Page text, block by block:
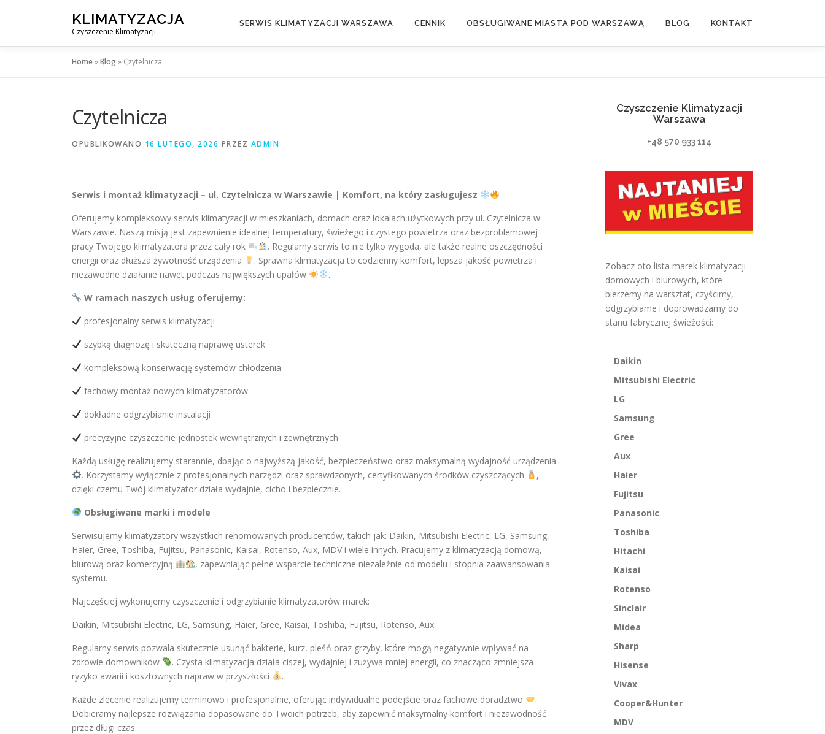
KLIMATYZACJA
Czyszczenie Klimatyzacji
SERWIS KLIMATYZACJI WARSZAWA CENNIK OBSŁUGIWANE MIASTA POD WARSZAWĄ BLOG KONTAKT
Home»Blog» Czytelnicza
Czytelnicza
OPUBLIKOWANO 16 LUTEGO, 2026 PRZEZ ADMIN
Serwis i montaż klimatyzacji – ul. Czytelnicza w Warszawie | Komfort, na który zasługujesz
Oferujemy kompleksowy serwis klimatyzacji w mieszkaniach, domach oraz lokalach użytkowych przy ul. Czytelnicza w
Warszawie. Naszą misją jest zapewnienie idealnej temperatury, świeżego i czystego powietrza oraz bezproblemowej
pracy Twojego klimatyzatora przez cały rok
. Regularny serwis to nie tylko wygoda, ale także realne oszczędności
energii oraz dłuższa żywotność urządzenia
. Sprawna klimatyzacja to codzienny komfort, lepsza jakość powietrza i
niezawodne działanie nawet podczas największych upałów
.
W ramach naszych usług oferujemy:
profesjonalny serwis klimatyzacji
szybką diagnozę i skuteczną naprawę usterek
kompleksową konserwację systemów chłodzenia
fachowy montaż nowych klimatyzatorów
dokładne odgrzybianie instalacji
precyzyjne czyszczenie jednostek wewnętrznych i zewnętrznych
Każdą usługę realizujemy starannie, dbając o najwyższą jakość, bezpieczeństwo oraz maksymalną wydajność urządzenia
. Korzystamy wyłącznie z profesjonalnych narzędzi oraz sprawdzonych, certyfikowanych środków czyszczących
,
dzięki czemu Twój klimatyzator działa wydajnie, cicho i bezpiecznie.
Obsługiwane marki i modele
Serwisujemy klimatyzatory wszystkich renomowanych producentów, takich jak: Daikin, Mitsubishi Electric, LG, Samsung,
Haier, Gree, Toshiba, Fujitsu, Panasonic, Kaisai, Rotenso, Aux, MDV i wiele innych. Pracujemy z klimatyzacją domową,
biurową oraz komercyjną
, zapewniając pełne wsparcie techniczne niezależnie od modelu i stopnia zaawansowania
systemu.
Najczęściej wykonujemy czyszczenie i odgrzybianie klimatyzatorów marek:
Daikin, Mitsubishi Electric, LG, Samsung, Haier, Gree, Kaisai, Toshiba, Fujitsu, Rotenso, Aux.
Regularny serwis pozwala skutecznie usunąć bakterie, kurz, pleśń oraz grzyby, które mogą negatywnie wpływać na
zdrowie domowników
. Czysta klimatyzacja działa ciszej, wydajniej i zużywa mniej energii, co znacząco zmniejsza
ryzyko awarii i kosztownych napraw w przyszłości
.
Każde zlecenie realizujemy terminowo i profesjonalnie, oferując indywidualne podejście oraz fachowe doradztwo
.
Dobieramy najlepsze rozwiązania dopasowane do Twoich potrzeb, aby zapewnić maksymalny komfort i niezawodność
przez długi czas.
Czyszczenie Klimatyzacji
Warszawa
+48 570 933 114
Zobacz oto lista marek klimatyzacji
domowych i biurowych, które
bierzemy na warsztat, czyścimy,
odgrzybiame i doprowadzamy do
stanu fabrycznej świeżości:
Daikin
Mitsubishi Electric
LG
Samsung
Gree
Aux
Haier
Fujitsu
Panasonic
Toshiba
Hitachi
Kaisai
Rotenso
Sinclair
Midea
Sharp
Hisense
Vivax
Cooper&Hunter
MDV